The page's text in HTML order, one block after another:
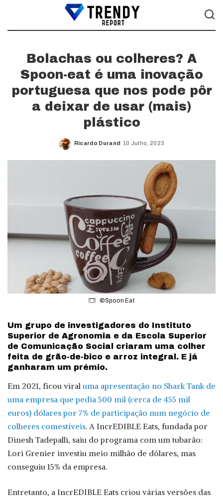
Bolachas ou colheres? A
Spoon-eat é uma inovação
portuguesa que nos pode pôr
a deixar de usar (mais)
plástico
Posted
Ricardo Durand 10 Julho, 2023
©Spoon Eat
Um grupo de investigadores do Instituto
Superior de Agronomia e da Escola Superior
de Comunicação Social criaram uma colher
feita de grão-de-bico e arroz integral. E já
ganharam um prémio.
Em 2021, ficou viral uma apresentação no Shark Tank de
uma empresa que pedia 500 mil (cerca de 455 mil
euros) dólares por 7% de participação num negócio de
colheres comestíveis. A IncrEDIBLE Eats, fundada por
Dinesh Tadepalli, saiu do programa com um tubarão:
Lori Grenier investiu meio milhão de dólares, mas
conseguiu 15% da empresa.
Entretanto, a IncrEDIBLE Eats criou várias versões das